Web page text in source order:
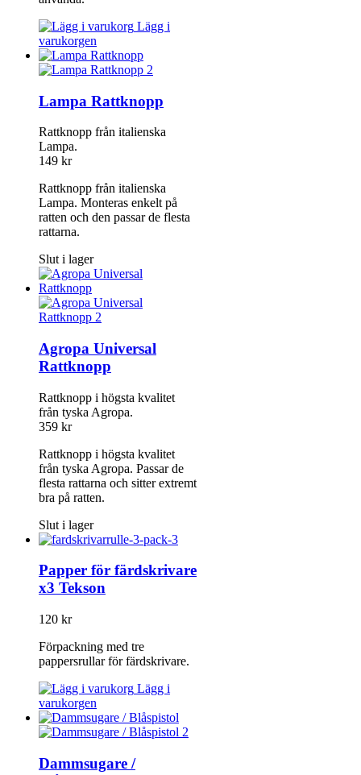
Lägg i
varukorgen
Lampa Rattknopp
Rattknopp från italienska
Lampa.
149 kr
Rattknopp från italienska
Lampa. Monteras enkelt på
ratten och den passar de flesta
rattarna.
Slut i lager
Agropa Universal
Rattknopp
Rattknopp i högsta kvalitet
från tyska Agropa.
359 kr
Rattknopp i högsta kvalitet
från tyska Agropa. Passar de
flesta rattarna och sitter extremt
bra på ratten.
Slut i lager
Papper för färdskrivare
x3 Tekson
120 kr
Förpackning med tre
pappersrullar för färdskrivare.
Lägg i
varukorgen
Dammsugare /